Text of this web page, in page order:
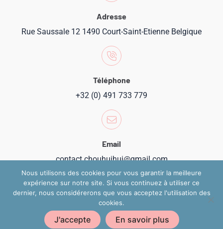
Adresse
Rue Saussale 12 1490 Court-Saint-Etienne Belgique
Téléphone
+32 (0) 491 733 779
Email
contact.chouhuihui@gmail.com
Copyright 2024 @ Chouhuihui
Nous utilisons des cookies pour vous garantir la meilleure
expérience sur notre site. Si vous continuez à utiliser ce
dernier, nous considérerons que vous acceptez l'utilisation des
cookies.
J'accepte En savoir plus